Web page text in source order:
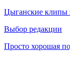
Цыганские клипы
Выбор редакции
Просто хорошая